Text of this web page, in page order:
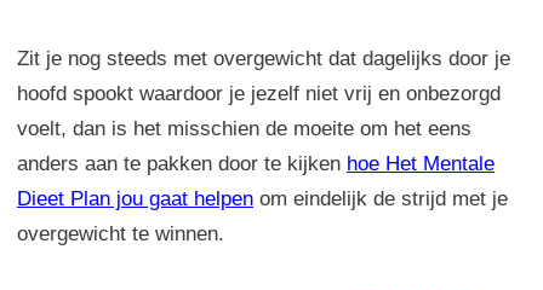
Zit je nog steeds met overgewicht dat dagelijks door je
hoofd spookt waardoor je jezelf niet vrij en onbezorgd
voelt, dan is het misschien de moeite om het eens
anders aan te pakken door te kijken hoe Het Mentale
Dieet Plan jou gaat helpen om eindelijk de strijd met je
overgewicht te winnen.